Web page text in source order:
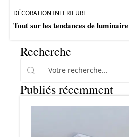
DÉCORATION INTERIEURE
Tout sur les tendances de luminaire
Recherche
Publiés récemment